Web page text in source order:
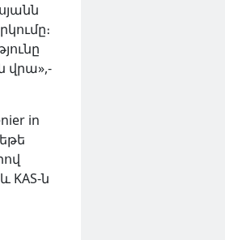
վրա»,-
in
KAS-ն